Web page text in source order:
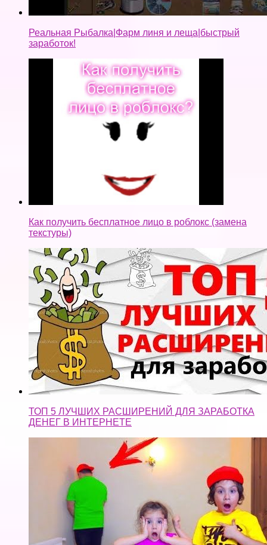
Реальная Рыбалка|Фарм линя и леща|быстрый
заработок!
Как получить бесплатное лицо в роблокс (замена
текстуры)
ТОП 5 ЛУЧШИХ РАСШИРЕНИЙ ДЛЯ ЗАРАБОТКА
ДЕНЕГ В ИНТЕРНЕТЕ